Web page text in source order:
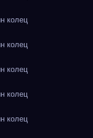
колец
колец
колец
колец
колец